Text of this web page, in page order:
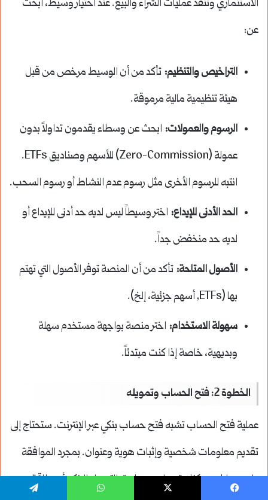
الاستثماري وتنفذ عمليات الشراء والبيع. عند اختيار وسيط، ابحث
عن:
التراخيص والتنظيم: تأكد من أن الوسيط مرخص من قبل
هيئة تنظيمية مالية مرموقة.
الرسوم والعمولات: ابحث عن وسطاء يقدمون تداولاً بدون
عمولة (Zero-Commission) للأسهم وصناديق ETFs.
انتبه للرسوم الأخرى مثل رسوم عدم النشاط أو رسوم السحب.
الحد الأدنى للإيداع: اختر وسيطاً ليس لديه حد أدنى للإيداع أو
لديه حد منخفض جداً.
الأصول المتاحة: تأكد من أن المنصة توفر الأصول التي تهتم
بها (ETFs, أسهم جزئية، إلخ).
سهولة الاستخدام: اختر منصة بواجهة مستخدم سهلة
وبديهية، خاصة إذا كنت مبتدئاً.
الخطوة 2: فتح الحساب وتمويله
عملية فتح الحساب تشبه فتح حساب بنكي عبر الإنترنت. ستحتاج إلى
تقديم معلومات شخصية وإثبات هوية وعنوان. بمجرد الموافقة
على حسابك، يمكنك تمويله عن طريق التحويل البنكي أو بطاقة